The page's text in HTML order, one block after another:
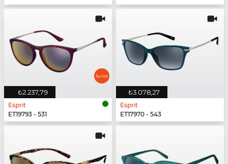
₺2.237,79
Esprit
ET19793 - 531
₺3.078,27
Esprit
ET17970 - 543